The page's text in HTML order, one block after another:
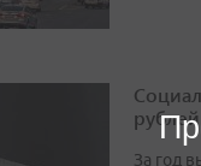
рублей
За год